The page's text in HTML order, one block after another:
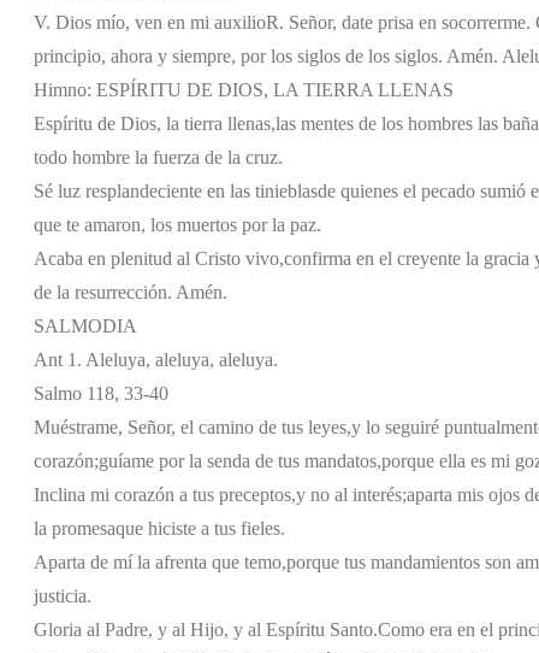
V. Dios mío, ven en mi auxilioR. Señor, date prisa en
principio, ahora y siempre, por los siglos de los siglos. Amén.
Himno: ESPÍRITU DE DIOS, LA TIERRA LLENAS
Espíritu de Dios, la tierra llenas,las mentes de los hombres las
todo hombre la fuerza de la cruz.
Sé luz resplandeciente en las tinieblasde quienes el pecado sumió
que te amaron, los muertos por la paz.
Acaba en plenitud al Cristo vivo,confirma en el creyente la gracia
de la resurrección. Amén.
SALMODIA
Ant 1. Aleluya, aleluya, aleluya.
Salmo 118, 33-40
Muéstrame, Señor, el camino de tus leyes,y lo seguiré
corazón;guíame por la senda de tus mandatos,porque ella es mi
Inclina mi corazón a tus preceptos,y no al interés;aparta mis ojos
la promesaque hiciste a tus fieles.
Aparta de mí la afrenta que temo,porque tus mandamientos son
justicia.
Gloria al Padre, y al Hijo, y al Espíritu Santo.Como era en el